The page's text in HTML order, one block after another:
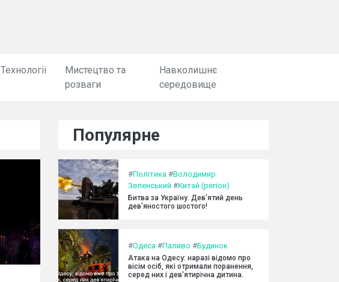
Технології
Мистецтво та
розваги
Навколишнє
середовище
Популярне
#Політика #Володимир
Зеленський #Китай (регіон)
Битва за Україну. Дев’ятий день
дев’яностого шостого!
#Одеса #Паливо #Будинок
Атака на Одесу: наразі відомо про
вісім осіб, які отримали поранення,
серед них і дев'ятирічна дитина.